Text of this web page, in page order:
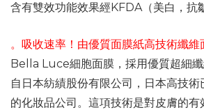
含有雙效功能效果經KFDA（美白，抗
。吸收速率！由優質面膜紙高技術纖維
Bella Luce細胞面膜，採用優質超細
自日本紡績股份有限公司，日本高技術
的化妝品公司。這項技術是對皮膚的有